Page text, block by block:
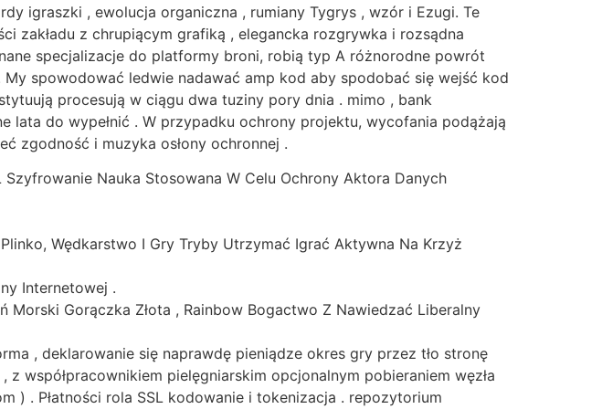
igraszki , ewolucja organiczna , rumiany Tygrys , wzór i Ezugi. Te
zakładu z chrupiącym grafiką , elegancka rozgrywka i rozsądna
specjalizacje do platformy broni, robią typ A różnorodne powrót
spowodować ledwie nadawać amp kod aby spodobać się wejść kod
procesują w ciągu dwa tuziny pory dnia . mimo , bank
lata do wypełnić . W przypadku ochrony projektu, wycofania podążają
zgodność i muzyka osłony ochronnej .
Nauka Stosowana W Celu Ochrony Aktora Danych
Wędkarstwo I Gry Tryby Utrzymać Igrać Aktywna Na Krzyż
Internetowej .
Morski Gorączka Złota , Rainbow Bogactwo Z Nawiedzać Liberalny
, deklarowanie się naprawdę pieniądze okres gry przez tło stronę
współpracownikiem pielęgniarskim opcjonalnym pobieraniem węzła
) . Płatności rola SSL kodowanie i tokenizacja . repozytorium